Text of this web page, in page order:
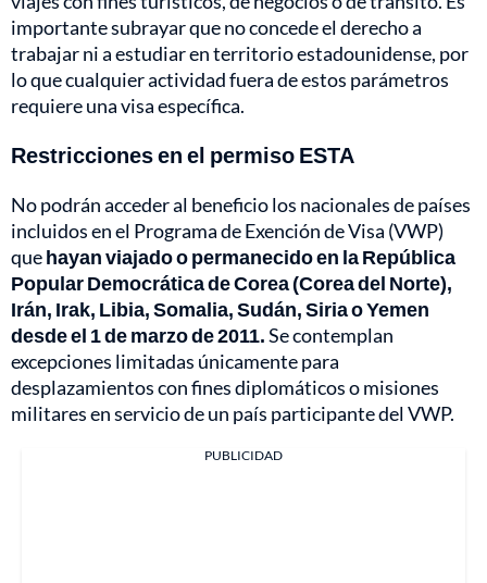
importante subrayar que no concede el derecho a
trabajar ni a estudiar en territorio estadounidense, por
lo que cualquier actividad fuera de estos parámetros
requiere una visa específica.
Restricciones en el permiso ESTA
No podrán acceder al beneficio los nacionales de países
incluidos en el Programa de Exención de Visa (VWP)
quehayan viajado o permanecido en la República
Popular Democrática de Corea (Corea del Norte),
Irán, Irak, Libia, Somalia, Sudán, Siria o Yemen
desde el 1 de marzo de 2011.Se contemplan
excepciones limitadas únicamente para
desplazamientos con fines diplomáticos o misiones
militares en servicio de un país participante del VWP.
PUBLICIDAD